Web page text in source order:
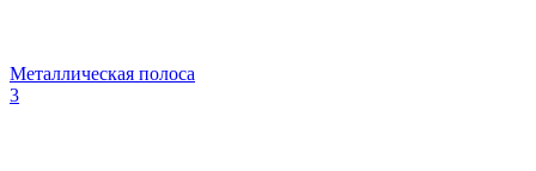
Металлическая полоса
3